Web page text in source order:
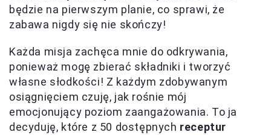
będzie na pierwszym planie, co sprawi, że
zabawa nigdy się nie skończy!
Każda misja zachęca mnie do odkrywania,
ponieważ mogę zbierać składniki i tworzyć
własne słodkości! Z każdym zdobywanym
osiągnięciem czuję, jak rośnie mój
emocjonujący poziom zaangażowania. To ja
decyduję, które z 50 dostępnych receptur